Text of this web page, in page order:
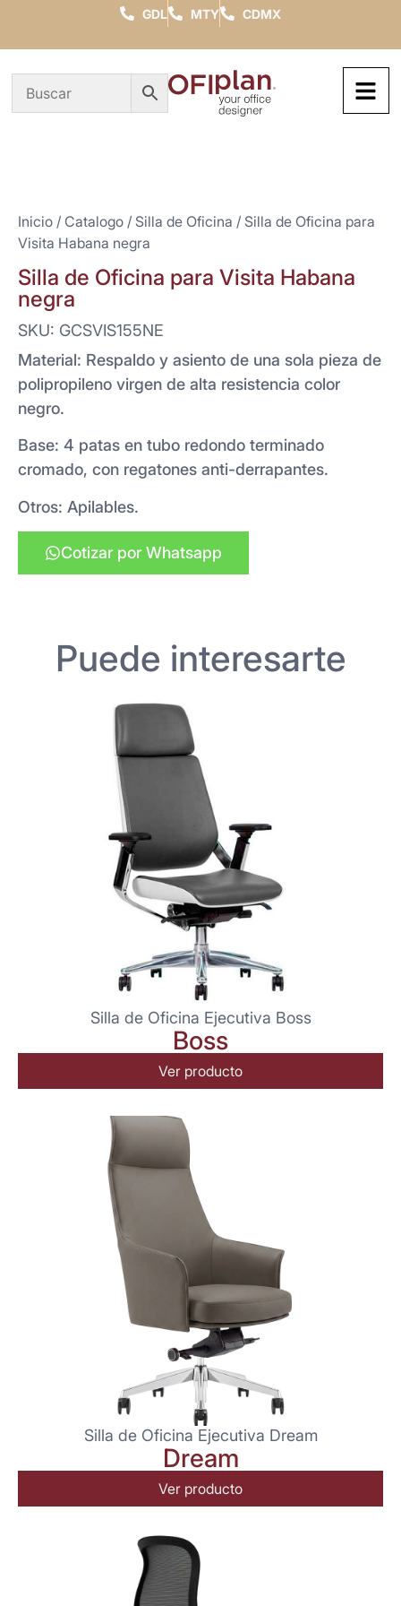
GDL MTY CDMX
Inicio / Catalogo / Silla de Oficina / Silla de Oficina para
Visita Habana negra
Silla de Oficina para Visita Habana
negra
SKU: GCSVIS155NE
Material: Respaldo y asiento de una sola pieza de
polipropileno virgen de alta resistencia color
negro.
Base: 4 patas en tubo redondo terminado
cromado, con regatones anti-derrapantes.
Otros: Apilables.
Cotizar por Whatsapp
Puede interesarte
Silla de Oficina Ejecutiva Boss
Boss
Ver producto
Silla de Oficina Ejecutiva Dream
Dream
Ver producto